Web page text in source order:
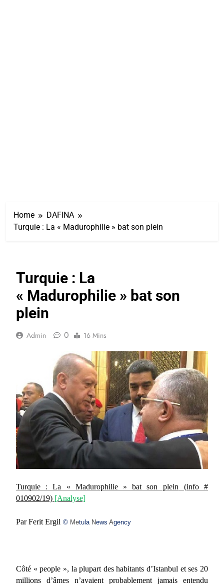
Home
DAFINA
Turquie : La « Madurophilie » bat son plein
Turquie : La
« Madurophilie » bat son
plein
Admin 0 16 Mins
Turquie : La « Madurophilie » bat son plein
(info #
010902/19) [Analyse]
Par Ferit Ergil © Metula News Agency
Côté « people », la plupart des habitants d’Istanbul et ses 20
millions d’âmes n’avaient probablement jamais entendu